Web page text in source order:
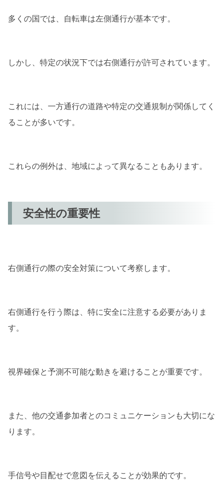
専門家の見解
多くの国では、自転車は左側通行が基本です。
しかし、特定の状況下では右側通行が許可されています。
これには、一方通行の道路や特定の交通規制が関係してく
ることが多いです。
これらの例外は、地域によって異なることもあります。
安全性の重要性
右側通行の際の安全対策について考察します。
右側通行を行う際は、特に安全に注意する必要がありま
す。
視界確保と予測不可能な動きを避けることが重要です。
また、他の交通参加者とのコミュニケーションも大切にな
ります。
手信号や目配せで意図を伝えることが効果的です。